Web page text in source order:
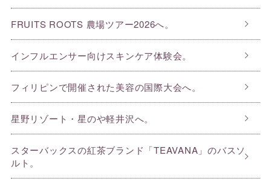
FRUITS ROOTS 農場ツアー2026へ。
インフルエンサー向けスキンケア体験会。
フィリピンで開催された美容の国際大会へ。
星野リゾート・星のや軽井沢へ。
スターバックスの紅茶ブランド「TEAVANA」のバスソ
ルト。